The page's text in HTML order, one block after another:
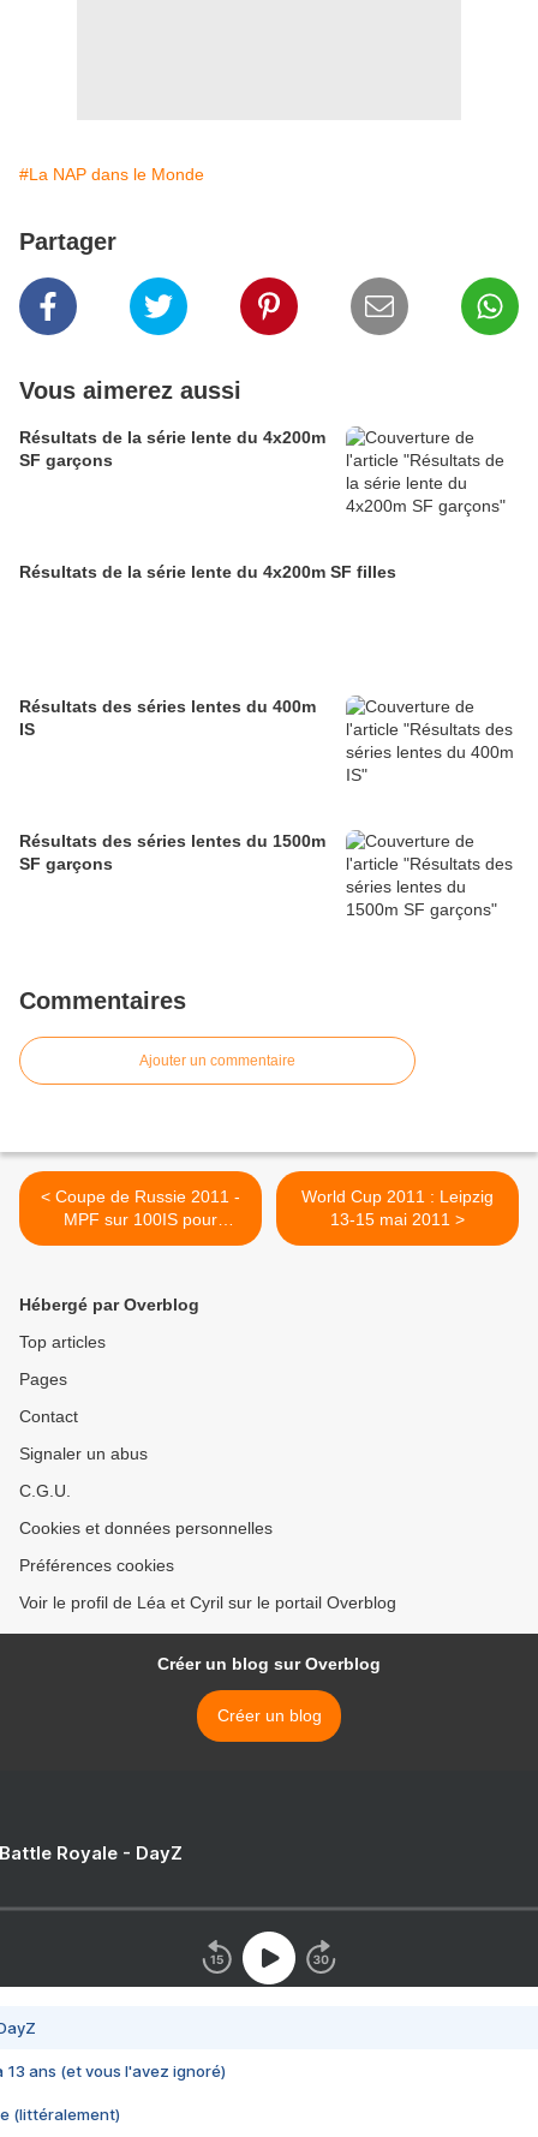
#La NAP dans le Monde
Partager
Vous aimerez aussi
Résultats de la série lente du 4x200m
SF garçons
Résultats de la série lente du 4x200m SF filles
Résultats des séries lentes du 400m
IS
Résultats des séries lentes du 1500m
SF garçons
Commentaires
Ajouter un commentaire
< Coupe de Russie 2011 -
MPF sur 100IS pour
Alexandre Noir
World Cup 2011 : Leipzig
13-15 mai 2011 >
Hébergé par Overblog
Top articles
Pages
Contact
Signaler un abus
C.G.U.
Cookies et données personnelles
Préférences cookies
Voir le profil de Léa et Cyril sur le portail Overblog
Créer un blog sur Overblog
Créer un blog
Royale - DayZ
13 ans (et vous l'avez ignoré)
(littéralement)